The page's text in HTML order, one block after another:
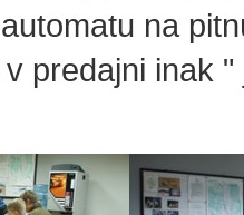
na
predajni inak